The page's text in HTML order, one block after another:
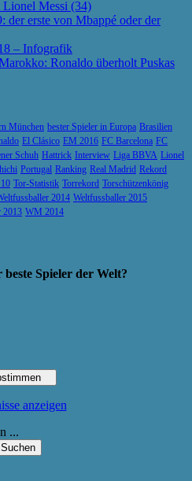
Messi (34)
der erste von Mbappé oder der
– Infografik
Ronaldo überholt Puskas
München bester Spieler in Europa Brasilien
El Clásico EM 2016 FC Barcelona FC
Schuh Hattrick Interview Liga BBVA Lionel
Portugal Ranking Real Madrid Rekord
Tor-Statistik Torrekord Torschützenkönig
2014 Weltfussballer 2015
2013 WM 2014
Spieler der Welt?
anzeigen
...